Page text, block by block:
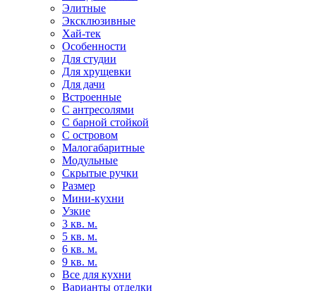
Элитные
Эксклюзивные
Хай-тек
Особенности
Для студии
Для хрущевки
Для дачи
Встроенные
С антресолями
С барной стойкой
С островом
Малогабаритные
Модульные
Скрытые ручки
Размер
Мини-кухни
Узкие
3 кв. м.
5 кв. м.
6 кв. м.
9 кв. м.
Все для кухни
Варианты отделки